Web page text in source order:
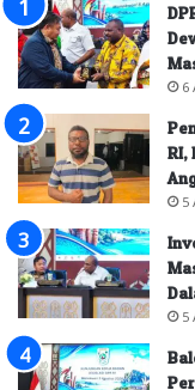
6
RI,
5
5